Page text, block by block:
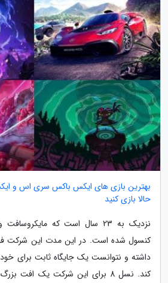
بهترین بازی های ایکس باکس سری اس و
حالا بازی کنید
نزدیک به 23 سال است که
کنسول شده است. در این مدت این شرکت
داشته و نتوانست یک جایگاه ثابت برای
کند. نسل 8 برای این شرکت یک